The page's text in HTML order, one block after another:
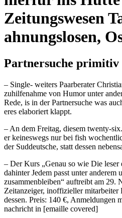
Zeitungswesen
ahnungslosen,
Partnersuche primitiv
– Single- weiters Paarberater
zuhilfenahme von Humor unter
Rede, is in der Partnersuche was
eres elaboriert klappt.
– An dem Freitag, diesem twenty-
er keineswegs nur bei fish
der Suddeutsche, statt dessen
– Der Kurs „Genau so wie Die leser
dahinter Jedem passt unter
zusammenbleiben“ auftreibt am 29.
Zeitanzeiger, inoffizieller mitarbeiter
dessen. Preis: 140 €, Anmeldungen
nachricht in [emaille covered]